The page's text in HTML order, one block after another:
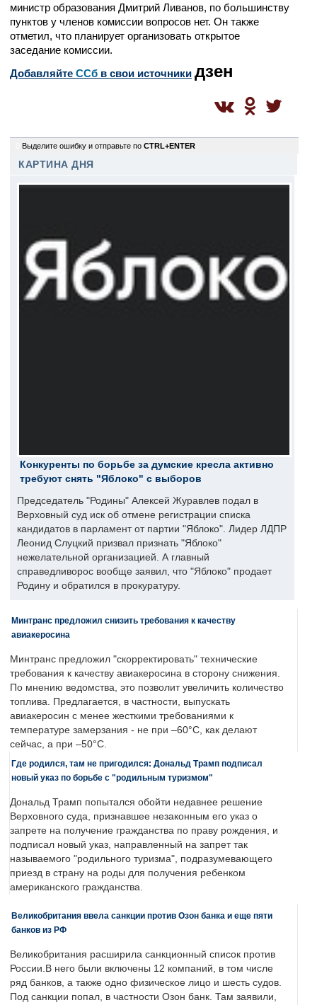
министр образования Дмитрий Ливанов, по большинству
пунктов у членов комиссии вопросов нет. Он также
отметил, что планирует организовать открытое
заседание комиссии.
Добавляйте CСб в свои источники дзен
Выделите ошибку и отправьте по CTRL+ENTER
КАРТИНА ДНЯ
Конкуренты по борьбе за думские кресла активно
требуют снять "Яблоко" с выборов
Председатель "Родины" Алексей Журавлев подал в
Верховный суд иск об отмене регистрации списка
кандидатов в парламент от партии "Яблоко". Лидер ЛДПР
Леонид Слуцкий призвал признать "Яблоко"
нежелательной организацией. А главный
справедливорос вообще заявил, что "Яблоко" продает
Родину и обратился в прокуратуру.
Минтранс предложил снизить требования к качеству
авиакеросина
Минтранс предложил "скорректировать" технические
требования к качеству авиакеросина в сторону снижения.
По мнению ведомства, это позволит увеличить количество
топлива. Предлагается, в частности, выпускать
авиакеросин с менее жесткими требованиями к
температуре замерзания - не при –60°C, как делают
сейчас, а при –50°C.
Где родился, там не пригодился: Дональд Трамп подписал
новый указ по борьбе с "родильным туризмом"
Дональд Трамп попытался обойти недавнее решение
Верховного суда, признавшее незаконным его указ о
запрете на получение гражданства по праву рождения, и
подписал новый указ, направленный на запрет так
называемого "родильного туризма", подразумевающего
приезд в страну на роды для получения ребенком
американского гражданства.
Великобритания ввела санкции против Озон банка и еще пяти
банков из РФ
Великобритания расширила санкционный список против
России.В него были включены 12 компаний, в том числе
ряд банков, а также одно физическое лицо и шесть судов.
Под санкции попал, в частности Озон банк. Там заявили,